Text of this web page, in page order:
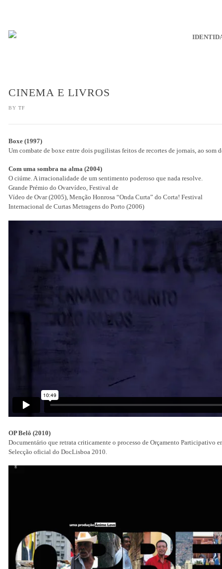
CINEMA E LIVROS
BY TF
Boxe (1997)
Um combate de boxe entre dois pugilistas feitos de recortes de jornais, ao som
Com uma sombra na alma (2004)
O ciúme. A irracionalidade de um sentimento poderoso que nada resolve.
Grande Prémio do Ovarvídeo, Festival de
Vídeo de Ovar (2005), Menção Honrosa “Onda Curta” do Corta! Festival
Internacional de Curtas Metragens do Porto (2006)
OP Belô (2010)
Documentário que retrata criticamente o processo de Orçamento Participativo
Selecção oficial do DocLisboa 2010.